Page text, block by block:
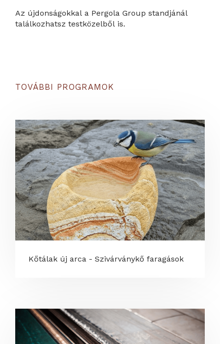
Az újdonságokkal a Pergola Group standjánál
találkozhatsz testközelből is.
TOVÁBBI PROGRAMOK
Kőtálak új arca - Szivárványkő faragások